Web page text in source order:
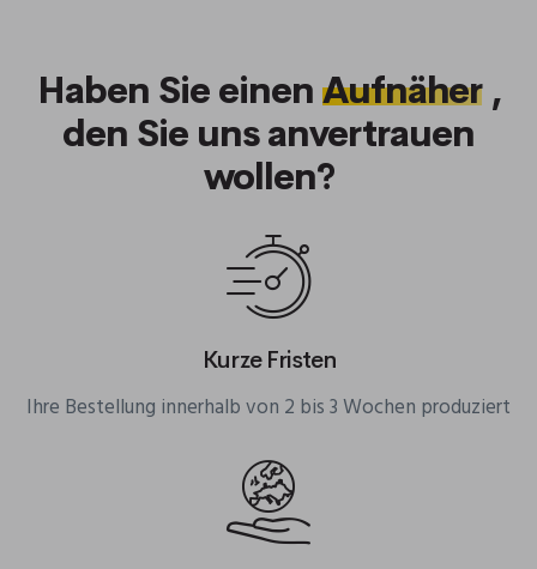
Haben Sie einen Aufnäher,
den Sie uns anvertrauen
wollen?
Kurze Fristen
Ihre Bestellung innerhalb von 2 bis 3 Wochen produziert